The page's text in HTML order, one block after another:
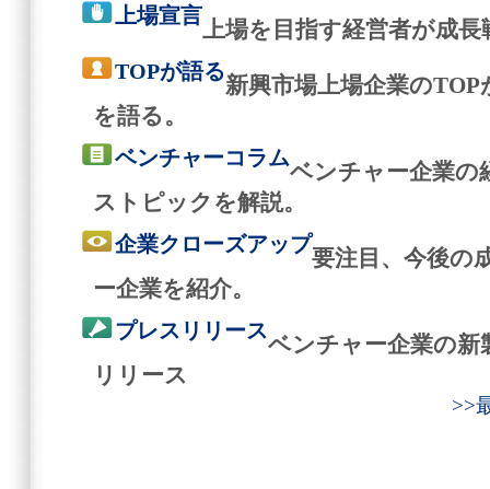
上場宣言
上場を目指す経営者が成
TOPが語る
新興市場上場企業の
を語る。
ベンチャーコラム
ベンチャー企業の
ストピックを解説。
企業クローズアップ
要注目、今後の
ー企業を紹介。
プレスリリース
ベンチャー企業の新
リリース
>>